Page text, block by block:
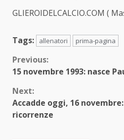
GLIEROIDELCALCIO.COM (
Tags: allenatori prima-pagina
Continue
Previous:
15 novembre 1993: nasce
Next:
Accadde oggi, 16
ricorrenze